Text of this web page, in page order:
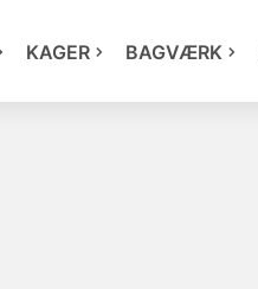
KAGER BAGVÆRK